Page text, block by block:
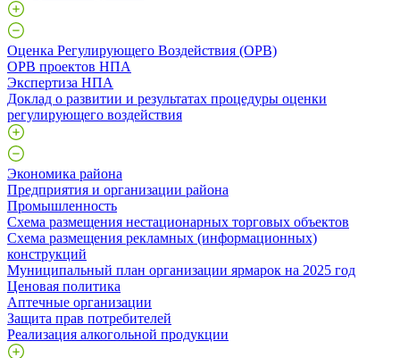
Оценка Регулирующего Воздействия (ОРВ)
ОРВ проектов НПА
Экспертиза НПА
Доклад о развитии и результатах процедуры оценки
регулирующего воздействия
Экономика района
Предприятия и организации района
Промышленность
Схема размещения нестационарных торговых объектов
Схема размещения рекламных (информационных)
конструкций
Муниципальный план организации ярмарок на 2025 год
Ценовая политика
Аптечные организации
Защита прав потребителей
Реализация алкогольной продукции